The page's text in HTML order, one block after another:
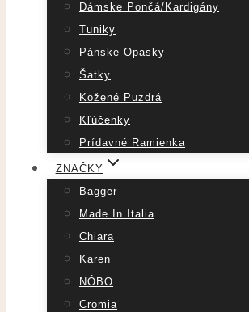
Dámske Pončá/Kardigány
Tuniky
Pánske Opasky
Šatky
Kožené Puzdrá
Kľúčenky
Prídavné Ramienka
ZNAČKY
Bagger
Made In Italia
Chiara
Karen
NÓBO
Cromia